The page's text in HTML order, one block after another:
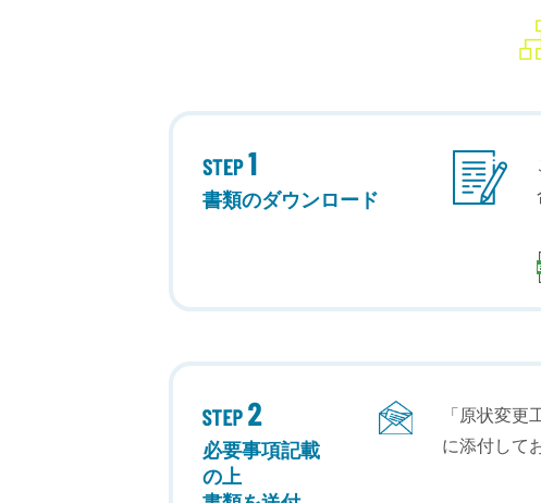
書類のダウンロード
必要事項記載
の上
「原状変
に添付して